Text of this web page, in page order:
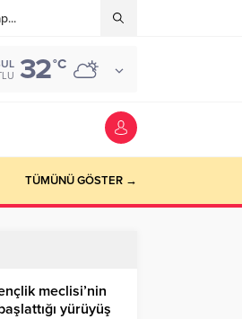
32°C
TÜMÜNÜ GÖSTER →
meclisi’nin
yürüyüş